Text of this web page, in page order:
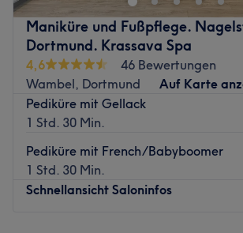
Maniküre und Fußpflege.
Dortmund. Krassava Spa
4,6
46 Bewertungen
Wambel, Dortmund
Auf Karte
Pediküre mit Gellack
1 Std. 30 Min.
Pediküre mit French/Babyboomer
1 Std. 30 Min.
Schnellansicht Saloninfos